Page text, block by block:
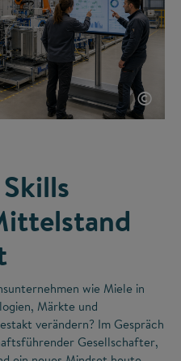
©
wie Miele in
Märkte und
verändern? Im Gespräch
Gesellschafter,